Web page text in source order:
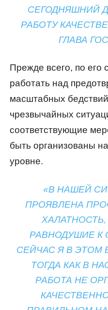
СЕГОДНЯШНИЙ
РАБОТУ
ГЛАВА
Прежде всего, по его
работать над
масштабных
чрезвычайных
соответствующие
быть организованы
уровне.
«В НАШЕЙ
ПРОЯВЛЕНА
РАВНОДУШИЕ К
СЕЙЧАС Я В ЭТОМ
ТОГДА КАК В
РАБОТА НЕ